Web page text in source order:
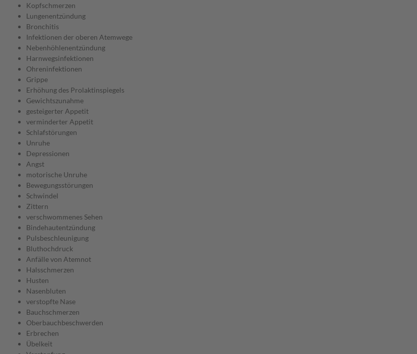
Kopfschmerzen
Lungenentzündung
Bronchitis
Infektionen der oberen Atemwege
Nebenhöhlenentzündung
Harnwegsinfektionen
Ohreninfektionen
Grippe
Erhöhung des Prolaktinspiegels
Gewichtszunahme
gesteigerter Appetit
verminderter Appetit
Schlafstörungen
Unruhe
Depressionen
Angst
motorische Unruhe
Bewegungsstörungen
Schwindel
Zittern
verschwommenes Sehen
Bindehautentzündung
Pulsbeschleunigung
Bluthochdruck
Anfälle von Atemnot
Halsschmerzen
Husten
Nasenbluten
verstopfte Nase
Bauchschmerzen
Oberbauchbeschwerden
Erbrechen
Übelkeit